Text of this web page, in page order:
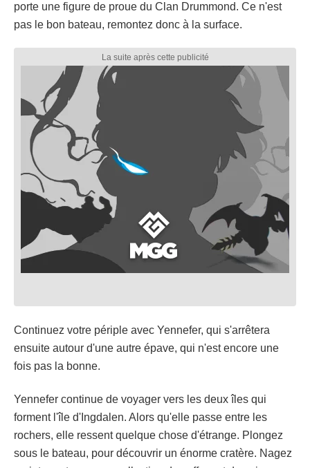
porte une figure de proue du Clan Drummond. Ce n'est
pas le bon bateau, remontez donc à la surface.
Continuez votre périple avec Yennefer, qui s'arrêtera
ensuite autour d'une autre épave, qui n'est encore une
fois pas la bonne.
Yennefer continue de voyager vers les deux îles qui
forment l'île d'Ingdalen. Alors qu'elle passe entre les
rochers, elle ressent quelque chose d'étrange. Plongez
sous le bateau, pour découvrir un énorme cratère. Nagez